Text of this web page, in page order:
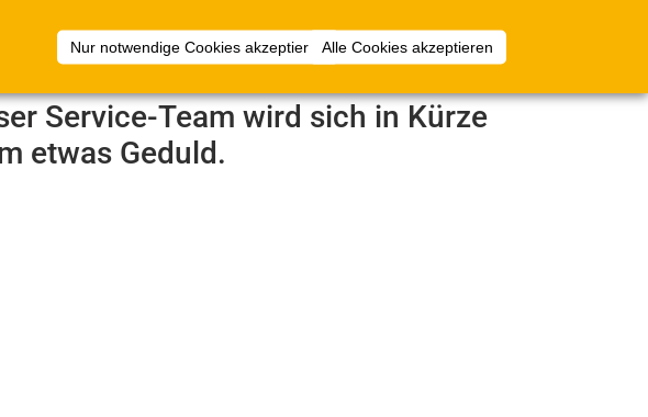
Nur notwendige Cookies akzeptierenAlle Cookies akzeptieren
Artikelsammlungen Mehr Anmelden
Service-Team wird sich in Kürze
etwas Geduld.